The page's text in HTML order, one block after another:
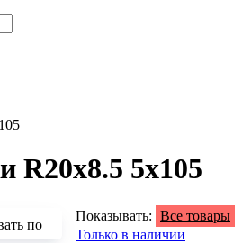
R20x8.5 5x105
по
Показывать: Все товары
Только в наличии